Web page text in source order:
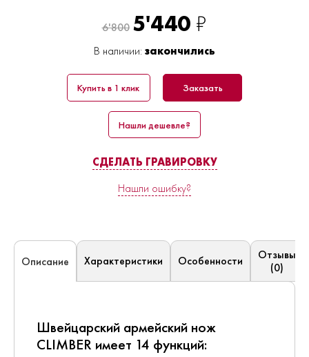
6'800 5'440 ₽
В наличии: закончились
Купить в 1 клик Заказать
Нашли дешевле?
СДЕЛАТЬ ГРАВИРОВКУ
Нашли ошибку?
Описание Характеристики Особенности
Отзывы
(0)
Швейцарский армейский нож
CLIMBER имеет 14 функций: